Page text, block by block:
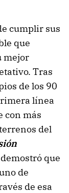
cumplir sus
que
mejor
Tras
de los 90
línea
con más
del
que
de
de esa